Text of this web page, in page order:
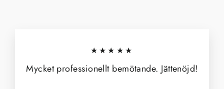
★★★★★
Mycket professionellt bemötande. Jättenöjd!